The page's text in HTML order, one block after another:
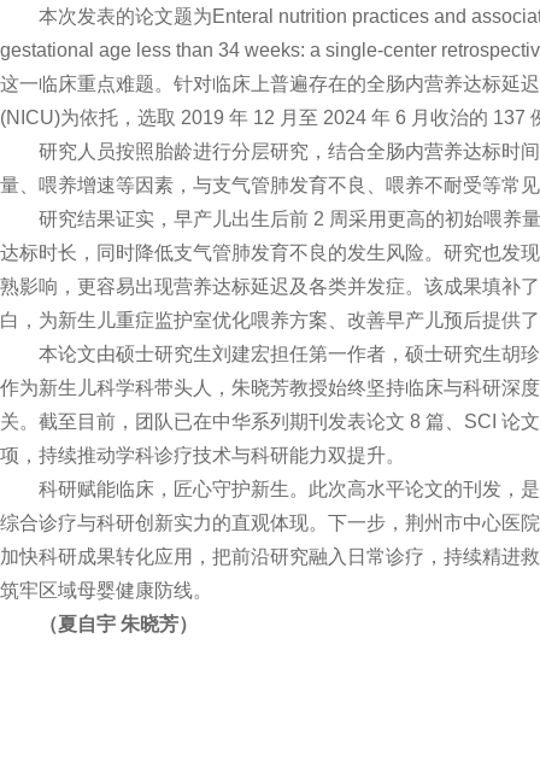
本次发表的论文题为Enteral nutrition practices and
gestational age less than 34 weeks: a single-center
这一临床重点难题。针对临床上普遍存在的全肠内营养达标延
(NICU)为依托，选取 2019 年 12 月至 2024 年 6 月收治的 137
研究人员按照胎龄进行分层研究，结合全肠内营养达标时
量、喂养增速等因素，与支气管肺发育不良、喂养不耐受等常
研究结果证实，早产儿出生后前 2 周采用更高的初始喂养
达标时长，同时降低支气管肺发育不良的发生风险。研究也发
熟影响，更容易出现营养达标延迟及各类并发症。该成果填补
白，为新生儿重症监护室优化喂养方案、改善早产儿预后提供
本论文由硕士研究生刘建宏担任第一作者，硕士研究生胡
作为新生儿科学科带头人，朱晓芳教授始终坚持临床与科研深
关。截至目前，团队已在中华系列期刊发表论文 8 篇、SCI 论
项，持续推动学科诊疗技术与科研能力双提升。
科研赋能临床，匠心守护新生。此次高水平论文的刊发，
综合诊疗与科研创新实力的直观体现。下一步，荆州市中心医
加快科研成果转化应用，把前沿研究融入日常诊疗，持续精进
筑牢区域母婴健康防线。
（夏自宇 朱晓芳）